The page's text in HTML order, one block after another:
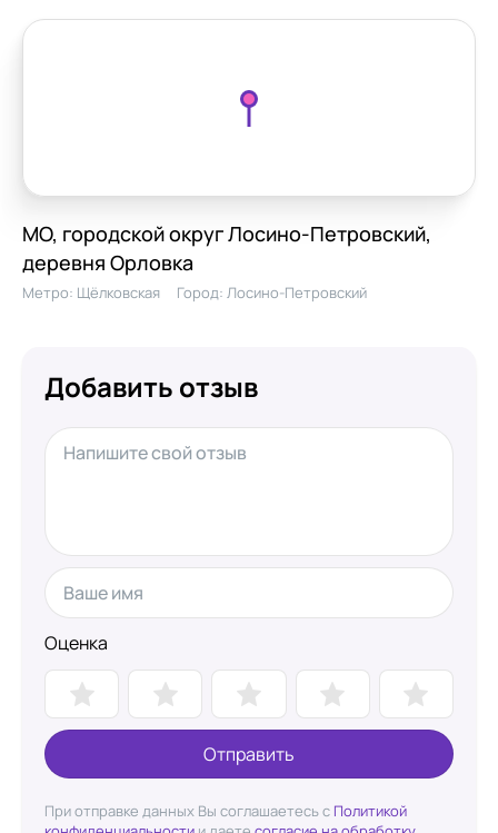
МО, городской округ Лосино-Петровский,
деревня Орловка
Метро: Щёлковская Город: Лосино-Петровский
Добавить отзыв
Оценка
Отправить
При отправке данных Вы соглашаетесь с Политикой